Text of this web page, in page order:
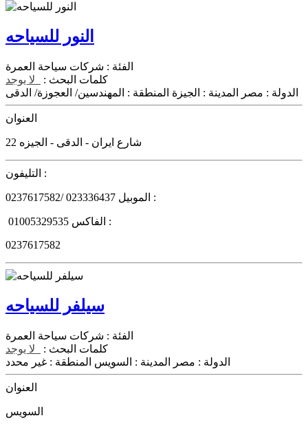
النور للسياحه
الفئة : شركات سياحة العمرة
كلمات البحث :
لا يوجد
الدولة : مصر المدينة : الجيزة المنطقة : المهندسين/ العجوزة/ الدقى
العنوان
22 شارع ايران - الدقى - الجيزه
التليفون :
0237617582/ 023336437 الموبيل :
01005329535
الفاكس :
0237617582
سيلفر للسياحه
الفئة : شركات سياحة العمرة
كلمات البحث :
لا يوجد
الدولة : مصر المدينة : السويس المنطقة : غير محدد
العنوان
السويس